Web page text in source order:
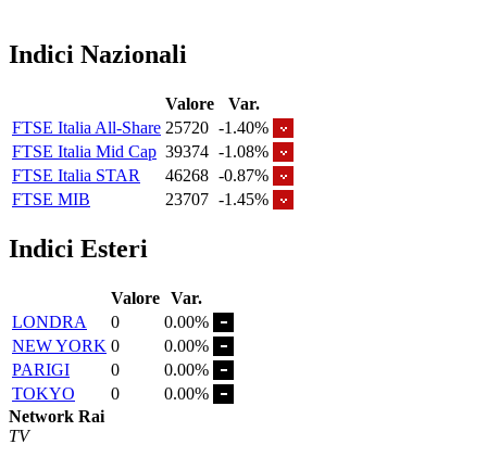
Indici Nazionali
Valore
Var.
FTSE Italia All-Share 25720 -1.40%
FTSE Italia Mid Cap 39374 -1.08%
FTSE Italia STAR
46268 -0.87%
FTSE MIB
23707 -1.45%
Indici Esteri
Valore Var.
LONDRA
0
0.00%
NEW YORK 0
0.00%
PARIGI
0
0.00%
TOKYO
0
0.00%
Network Rai
TV